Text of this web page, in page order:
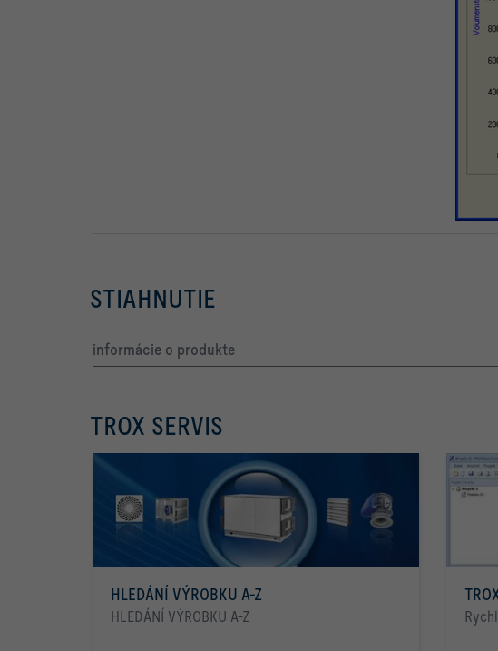
STIAHNUTIE
informácie o produkte
TROX SERVIS
HLEDÁNÍ VÝROBKU A-Z
HLEDÁNÍ VÝROBKU A-Z